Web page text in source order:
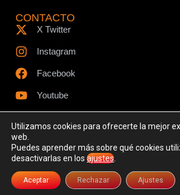
CONTACTO
X Twitter
Instagram
Facebook
Youtube
© Todos los derechos reservados -
Aviso LegalPolítica de PrivacidadPolítica de
Utilizamos cookies para ofrecerte la mejor
web.
Puedes aprender más sobre qué cookies
desactivarlas en los ajustes
Aceptar Rechazar Ajustes